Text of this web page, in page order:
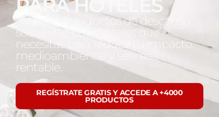
PARA HOTELES
Todos los productos de descanso
sostenible para hoteles que
necesitas para reducir tu impacto
medioambiental y ser más
rentable.
REGÍSTRATE GRATIS Y ACCEDE A +4000
PRODUCTOS